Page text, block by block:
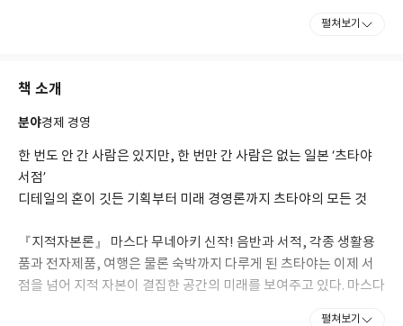
CCC는 2003년에 ‘T카드’를 발행하여 업종을 가로지르는 공통 포인
운 붐을 일으키고 있다. 2011년에는 단카이(베이비 붐) 세대가 핵심
서점’과 고품격 생활을 표방하는 개성적인 입주자들로 구성된 ‘다이
칸야마 T-SITE’를 도쿄도 시부야구에 개점했다. 2013년부터는 ‘다
이칸야마 츠타야서점’의 콘셉트를 공공시설에 대담하게 도입한 다
케오시의 시립도서관 운영을 맡게 됐는데, 개관 13개월 만에 방문
객 100만 명을 돌파하는 등 커다란 화제를 불러일으켰다. 이후 2015
시 다카하시 시립도서관 등의 지정 관리자가 됐으며 그해 3월 도쿠
마 쇼텐 출판사를 인수했다.
펼쳐보기
책 소개
분야경제 경영
한 번도 안 간 사람은 있지만, 한 번만 간 사람은 없는 일본 ‘츠타야
서점’
디테일의 혼이 깃든 기획부터 미래 경영론까지 츠타야의 모든 것
『지적자본론』 마스다 무네아키 신작! 음반과 서적, 각종 생활용
품과 전자제품, 여행은 물론 숙박까지 다루게 된 츠타야는 이제 서
점을 넘어 지적 자본이 결집한 공간의 미래를 보여주고 있다. 마스다
펼쳐보기